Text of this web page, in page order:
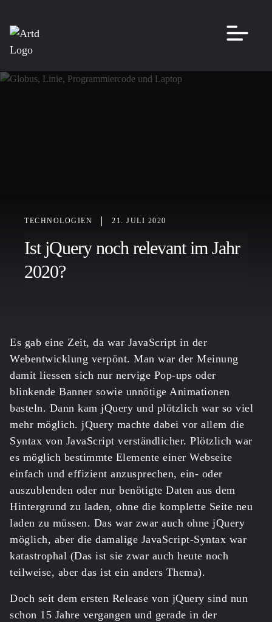
TECHNOLOGIEN 21. JULI 2020
Ist jQuery noch relevant im Jahr
2020?
Es gab eine Zeit, da war JavaScript in der
Webentwicklung verpönt. Man war der Meinung
damit liessen sich nur nervige Pop-ups oder
blinkende Banner sowie unnötige Animationen
basteln. Dann kam jQuery und plötzlich war so viel
mehr möglich. jQuery machte dabei vor allem die
Syntax von JavaScript verständlicher. Plötzlich war
es möglich bestimmte Elemente einer Webseite
einfach und effizient anzusprechen, ein- oder
auszublenden oder nur benötigte Daten aus dem
Hintergrund zu laden, ohne die komplette Seite neu
laden zu müssen. Das war zwar auch ohne jQuery
möglich, aber die damalige JavaScript-Syntax war
katastrophal (Das ist sie zwar auch heute noch
teilweise, aber das ist ein anders Thema).
Doch seit dem ersten Release von jQuery sind nun
schon 15 Jahre vergangen und gerade in der